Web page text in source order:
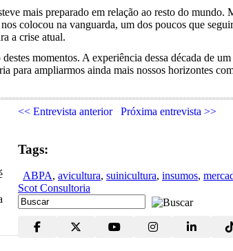
mais preparado em relação ao resto do
colocou na vanguarda, um dos poucos que
a crise atual.
momentos. A experiência dessa década de
ampliarmos ainda mais nossos horizontes
<< Entrevista anterior Próxima entrevista >>
Tags:
ABPA, avicultura, suinicultura, insumos,
Scot Consultoria